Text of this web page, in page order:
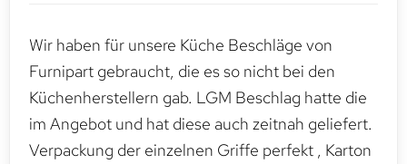
Wir haben für unsere Küche Beschläge von
Furnipart gebraucht, die es so nicht bei den
Küchenherstellern gab. LGM Beschlag hatte die
im Angebot und hat diese auch zeitnah geliefert.
Verpackung der einzelnen Griffe perfekt , Karton